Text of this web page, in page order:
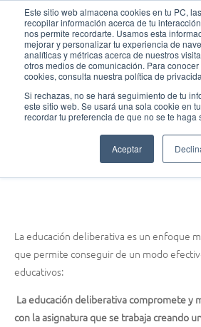
Este sitio web almacena cookies en tu PC,
recopilar información acerca de tu
nos permite recordarte. Usamos esta
mejorar y personalizar tu experiencia de
analíticas y métricas acerca de nuestros
otros medios de comunicación. Para
cookies, consulta nuestra política de
Si rechazas, no se hará seguimiento de tu
este sitio web. Se usará una sola cookie en
recordar tu preferencia de que no se te haga
Aceptar
contenido
Fundación Actívate
¡Introduce el debate en
La educación deliberativa es un enfoque
que permite conseguir de un modo
educativos:
La educación deliberativa compromete y
con la asignatura que se trabaja creando